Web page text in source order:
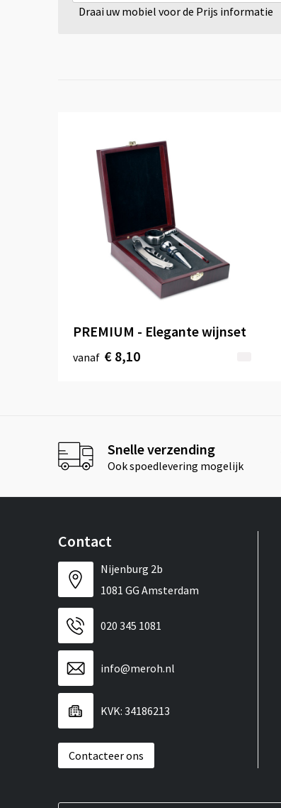
Draai uw mobiel voor de Prijs informatie
PREMIUM - Elegante wijnset
vanaf € 8,10
Snelle verzending
Ook spoedlevering mogelijk
Contact
Nijenburg 2b
1081 GG Amsterdam
020 345 1081
info@meroh.nl
KVK: 34186213
Contacteer ons